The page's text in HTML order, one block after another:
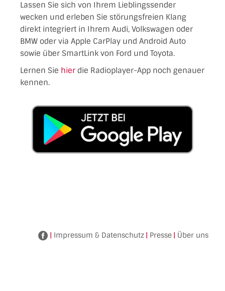
Lassen Sie sich von Ihrem Lieblingssender
wecken und erleben Sie störungsfreien Klang
direkt integriert in Ihrem Audi, Volkswagen oder
BMW oder via Apple CarPlay und Android Auto
sowie über SmartLink von Ford und Toyota.
Lernen Sie hier die Radioplayer-App noch genauer
kennen.
Facebook
| Impressum & Datenschutz | Presse | Über uns